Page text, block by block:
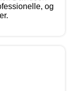
og